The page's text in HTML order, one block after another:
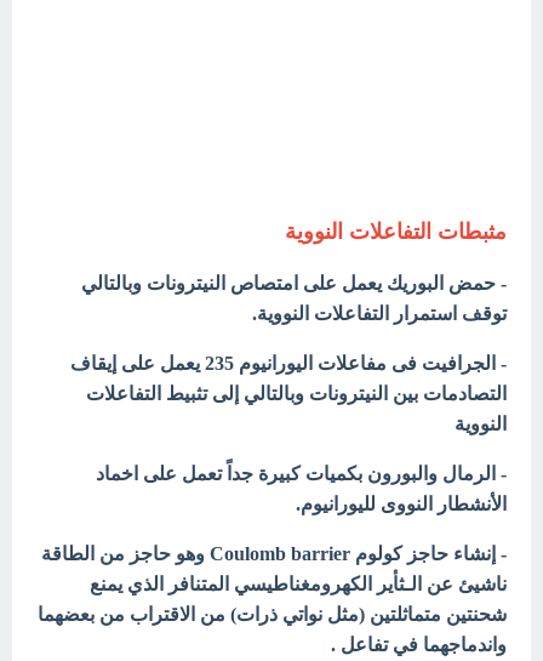
مثبطات التفاعلات النووية
- حمض البوريك يعمل على امتصاص النيترونات وبالتالي
توقف استمرار التفاعلات النووية.
- الجرافيت فى مفاعلات اليورانيوم 235 يعمل على إيقاف
التصادمات بين النيترونات وبالتالي إلى تثبيط التفاعلات
النووية
- الرمال والبورون بكميات كبيرة جداً تعمل على اخماد
الأنشطار النووى لليورانيوم.
- إنشاء حاجز كولوم Coulomb barrier وهو حاجز من الطاقة
ناشيئ عن الـثأير الكهرومغناطيسي المتنافر الذي يمنع
شحنتين متماثلتين (مثل نواتي ذرات) من الاقتراب من بعضهما
واندماجهما في تفاعل .